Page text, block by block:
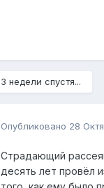
3 недели спустя...
Опубликовано 28
Страдающий
десять лет провёл